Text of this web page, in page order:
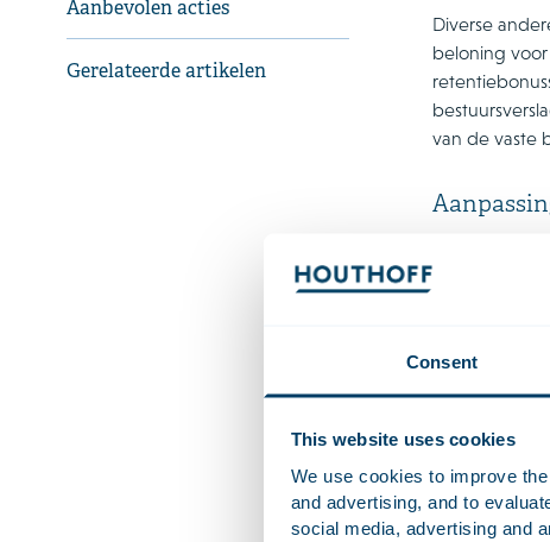
Consent
This website uses cookies
We use cookies to improve
and advertising, and to
social media, advertising and
Aanbevolen acties
Gerelateerde artikelen
Diverse
beloning
van de vaste
De toets
berekend
Financiële
relevante
Voor